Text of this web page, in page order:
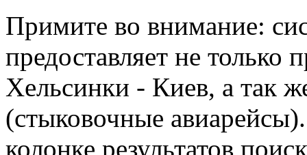
Примите во внимание:
предоставляет не только
Хельсинки - Киев, а так
(стыковочные
колонке результатов